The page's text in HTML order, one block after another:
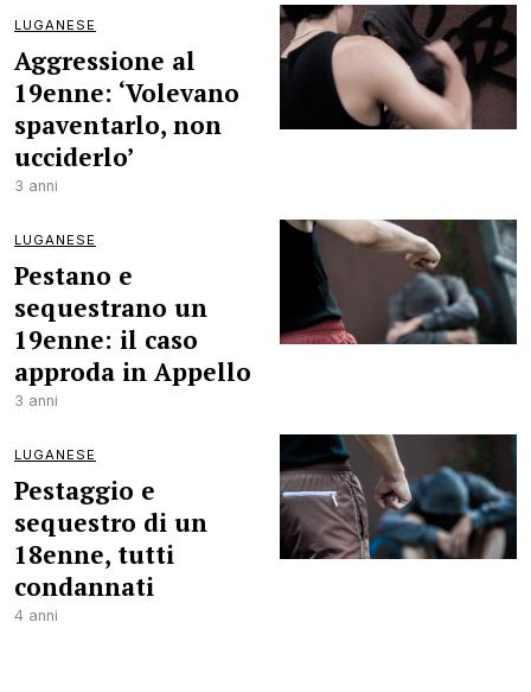
LUGANESE
Aggressione al
19enne: ‘Volevano
spaventarlo, non
ucciderlo’
3 anni
LUGANESE
Pestano e
sequestrano un
19enne: il caso
approda in Appello
3 anni
LUGANESE
Pestaggio e
sequestro di un
18enne, tutti
condannati
4 anni